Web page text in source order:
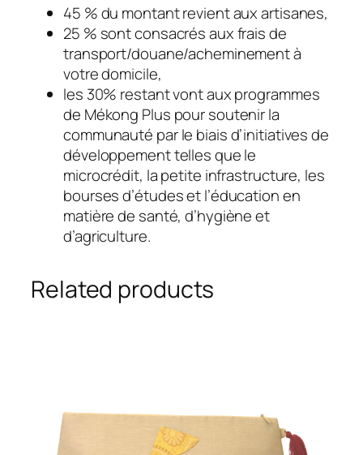
45 % du montant revient aux artisanes,
25 % sont consacrés aux frais de
transport/douane/acheminement à
votre domicile,
les 30% restant vont aux programmes
de Mékong Plus pour soutenir la
communauté par le biais d’initiatives de
développement telles que le
microcrédit, la petite infrastructure, les
bourses d’études et l’éducation en
matière de santé, d’hygiène et
d’agriculture.
Related products